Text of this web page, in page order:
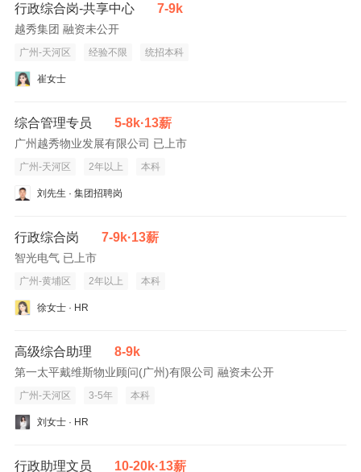
行政综合岗-共享中心 7-9k
越秀集团 融资未公开
广州-天河区 经验不限 统招本科
崔女士
综合管理专员 5-8k·13薪
广州越秀物业发展有限公司 已上市
广州-天河区 2年以上 本科
刘先生 · 集团招聘岗
行政综合岗 7-9k·13薪
智光电气 已上市
广州-黄埔区 2年以上 本科
徐女士 · HR
高级综合助理 8-9k
第一太平戴维斯物业顾问(广州)有限公司 融资未公开
广州-天河区 3-5年 本科
刘女士 · HR
行政助理文员 10-20k·13薪